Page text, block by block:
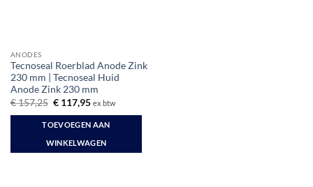
ANODES
Tecnoseal Roerblad Anode Zink
230 mm | Tecnoseal Huid
Anode Zink 230 mm
€157,25 Oorspronkelijke
was:
€ 157,25.
€117,95Huidige
is:
€ 117,95.
ex btw
TOEVOEGEN AAN
WINKELWAGEN